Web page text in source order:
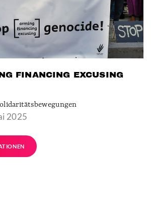
FINANCING EXCUSING
2025